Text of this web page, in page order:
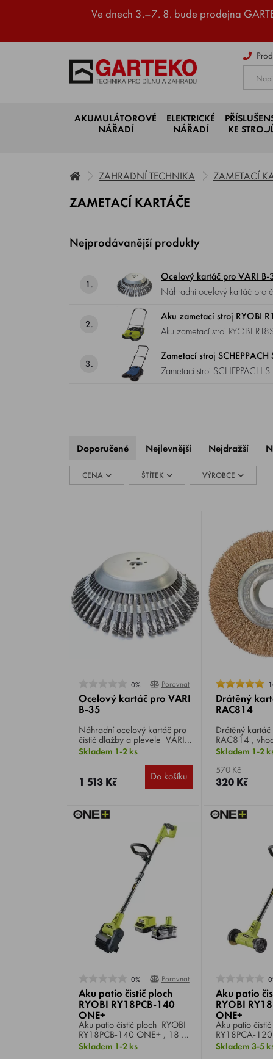
Ve dnech 3.–7. 8. bude prodejna
AKUMULÁTOROVÉ
NÁŘADÍ
ELEKTRICKÉ
NÁŘADÍ
KE
ZAHRADNÍ TECHNIKA ZAMETACÍ
ZAMETACÍ KARTÁČE
Nejprodávanější produkty
1.
Ocelový kartáč pro VARI B-
Náhradní ocelový kartáč pro
2.
Aku zametací stroj RYOBI
Aku
3.
Zametací stroj
Zametací stroj SCHEPPACH S 800 , mechanický, výkon 2600 m²/hod, záběr 65 cm, objem zásobníku 20 l, hmotnost
Doporučené Nejlevnější Nejdražší
CENA ŠTÍTEK VÝROBCE
0% Porovnat
Ocelový kartáč pro VARI
B-35
Náhradní ocelový kartáč pro
čistič dlažby a plevele VARI
B-35 / B-35B , průměr 350
Skladem 1-2 ks
1 513 Kč Do košíku
Drátěný
RAC814
Drátěný kartáč RYOBI
RAC814 ,
mezi cihlami,
Skladem 1-2
570 Kč
320 Kč
0% Porovnat
Aku patio čistič ploch
RYOBI RY18PCB-140
ONE+
Aku patio čistič ploch RYOBI
RY18PCB-140 ONE+ , 18 V
/ 4.0 Ah, s rýžákem,
Skladem 1-2 ks
Aku patio
RYOBI
ONE+
Aku patio čistič spár
RY18PCA-
/ 2.0 Ah,
Skladem 3-5